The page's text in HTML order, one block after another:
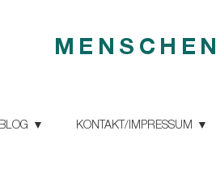
MENSCHEN
BLOG KONTAKT/IMPRESSUM